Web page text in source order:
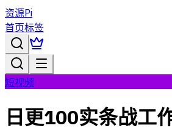
资源Pi
首页标签
短视频
日更100实条‬战工